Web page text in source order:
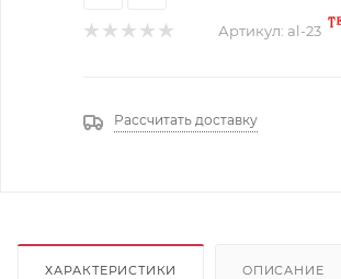
Артикул: al-23
Рассчитать доставку
ХАРАКТЕРИСТИКИ ОПИСАНИЕ